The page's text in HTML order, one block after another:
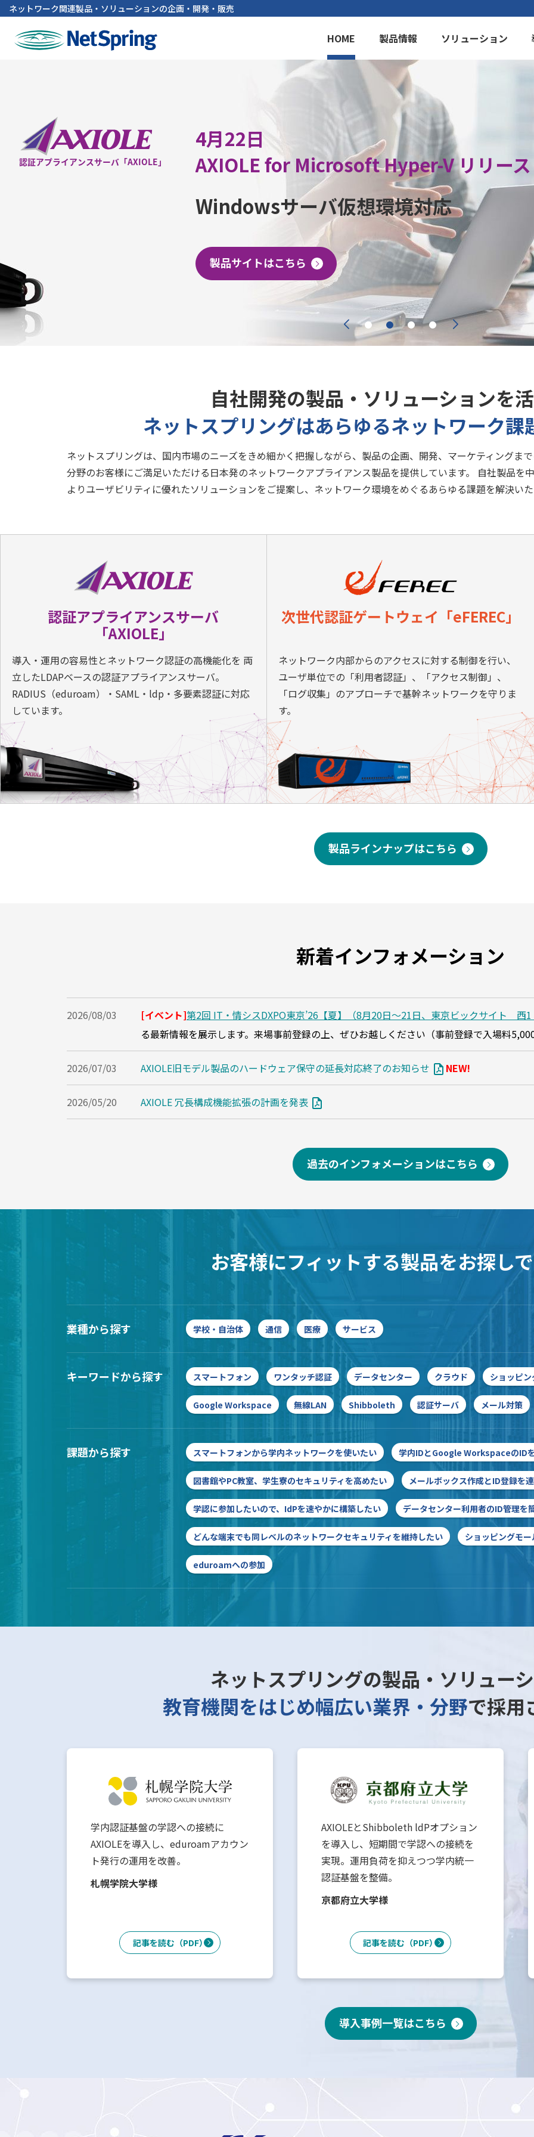
ネットワーク関連製品・ソリューションの企画・開発・販売
HOME 製品情報 ソリューション
4月22日
AXIOLE for Microsoft Hyper-V リリース
Windowsサーバ仮想環境対応
製品サイトはこちら
自社開発の製品・ソリューションを
ネットスプリングはあらゆるネットワーク課
ネットスプリングは、国内市場のニーズをきめ細かく把握しながら、製品の企画、開発、マーケティングま
分野のお客様にご満足いただける日本発のネットワークアプライアンス製品を提供しています。 自社製品を
よりユーザビリティに優れたソリューションをご提案し、ネットワーク環境をめぐるあらゆる課題を解決い
認証アプライアンスサーバ
「AXIOLE」
導入・運用の容易性とネットワーク認証の高機能化を 両
立したLDAPベースの認証アプライアンスサーバ。
RADIUS（eduroam）・SAML・ldp・多要素認証に対応
しています。
次世代認証ゲートウェイ「eFEREC」
ネットワーク内部からのアクセスに対する制御を行い、
ユーザ単位での「利用者認証」、「アクセス制御」、
「ログ収集」のアプローチで基幹ネットワークを守りま
す。
製品ラインナップはこちら
新着インフォメーション
2026/08/03 [イベント]第2回 IT・情シスDXPO東京’26【夏】（8月20日～21日、東京ビックサイト 西
る最新情報を展示します。来場事前登録の上、ぜひお越しください（事前登録で入場料
2026/07/03 AXIOLE旧モデル製品のハードウェア保守の延長対応終了のお知らせ NEW!
2026/05/20 AXIOLE 冗長構成機能拡張の計画を発表
過去のインフォメーションはこちら
お客様にフィットする製品をお探し
業種から探す 学校・自治体 通信 医療 サービス
キーワードから探す スマートフォン ワンタッチ認証 データセンター クラウド ショッピ
Google Workspace 無線LAN Shibboleth 認証サーバ メール対策
課題から探す スマートフォンから学内ネットワークを使いたい 学内IDとGoogle WorkspaceのID
図書館やPC教室、学生寮のセキュリティを高めたい メールボックス作成とID登録を
学認に参加したいので、IdPを速やかに構築したい データセンター利用者のID管理を
どんな端末でも同レベルのネットワークセキュリティを維持したい ショッピングモ
eduroamへの参加
ネットスプリングの製品・ ソリュー
教育機関をはじめ幅広い業界・ 分野で採用
学内認証基盤の学認への接続に
AXIOLEを導入し、eduroamアカウン
ト発行の運用を改善。
札幌学院大学様
記事を読む（PDF）
AXIOLEとShibboleth ldPオプション
を導入し、短期間で学認への接続を
実現。運用負荷を抑えつつ学内統一
認証基盤を整備。
京都府立大学様
記事を読む（PDF）
導入事例一覧はこちら